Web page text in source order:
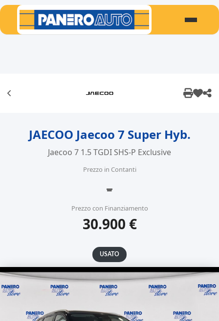
JAECOO Jaecoo 7 Super Hyb.
Jaecoo 7 1.5 TGDI SHS-P Exclusive
Prezzo in Contanti
-
Prezzo con Finanziamento
30.900 €
USATO